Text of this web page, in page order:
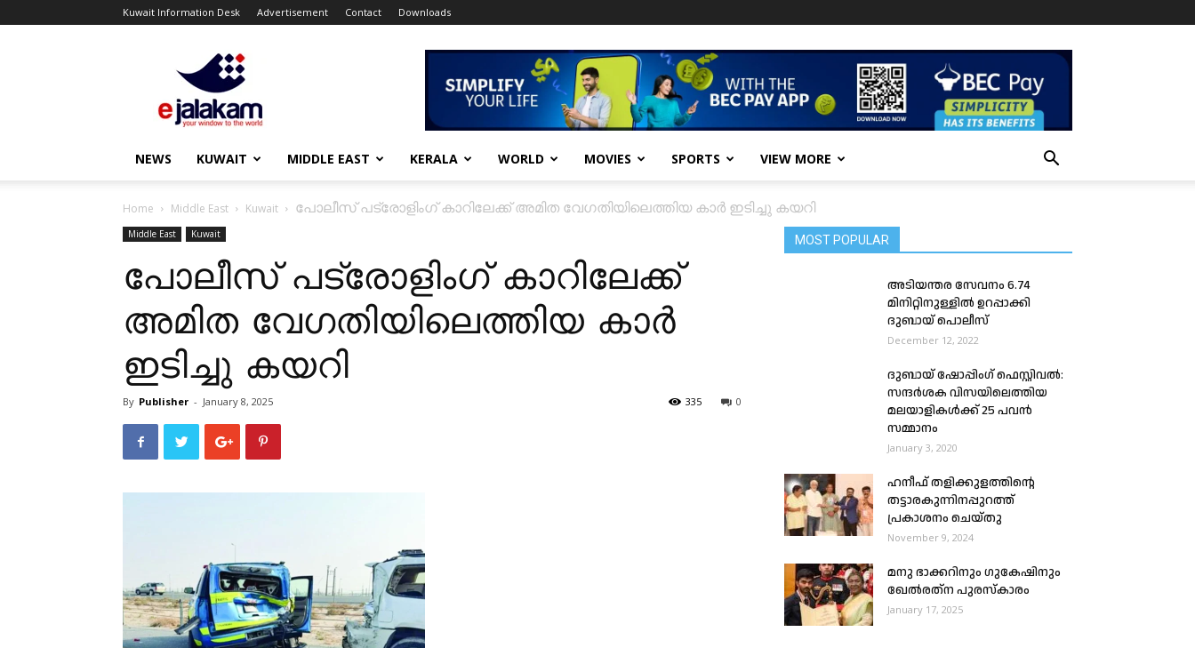
Kuwait Information Desk Advertisement Contact Downloads
ejalakam
NEWS KUWAIT MIDDLE EAST KERALA WORLD MOVIES SPORTS VIEW MORE
Home Middle East Kuwait പോലീസ് പട്രോളിംഗ് കാറിലേക്ക് അമിത വേഗതിയിലെത്തിയ കാർ ഇടിച്ചു കയറി
Middle East Kuwait
പോലീസ് പട്രോളിംഗ് കാറിലേക്ക്
അമിത വേഗതിയിലെത്തിയ കാർ
ഇടിച്ചു കയറി
By Publisher - January 8, 2025 0
335
MOST POPULAR
അടിയന്തര സേവനം 6.74
മിനിറ്റിനുള്ളിൽ ഉറപ്പാക്കി
ദുബായ് പൊലീസ്
December 12, 2022
ദുബായ് ഷോപ്പിംഗ് ഫെസ്റ്റിവൽ:
സന്ദര്‍ശക വിസയിലെത്തിയ
മലയാളികൾക്ക് 25 പവൻ
സമ്മാനം
January 3, 2020
ഹനീഫ് തളിക്കുളത്തിന്റെ
തട്ടാരകുന്നിനപ്പുറത്ത്
പ്രകാശനം ചെയ്തു
November 9, 2024
മനു ഭാക്കറിനും ഗുകേഷിനും
ഖേൽരത്‌ന പുരസ്‌കാരം
January 17, 2025